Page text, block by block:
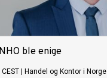
ble enige
Handel og Kontor i Norge